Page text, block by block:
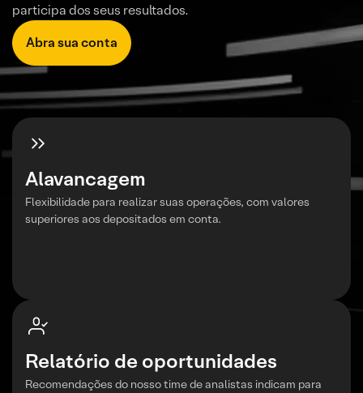
participa dos seus resultados.
Abra sua conta
Alavancagem
Flexibilidade para realizar suas operações, com valores
superiores aos depositados em conta.
Relatório de oportunidades
Recomendações do nosso time de analistas indicam para